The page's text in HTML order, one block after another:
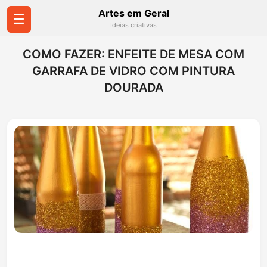
☰ Artes em Geral
Ideias criativas
COMO FAZER: ENFEITE DE MESA COM
GARRAFA DE VIDRO COM PINTURA
DOURADA